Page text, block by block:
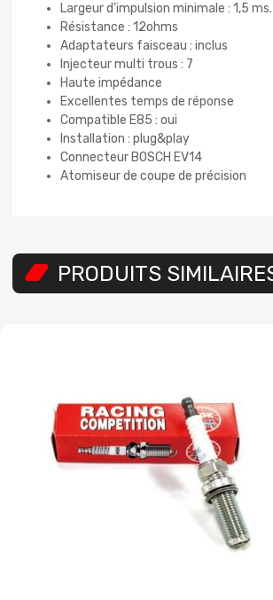
Largeur d’impulsion minimale : 1,5 ms.
Résistance : 12ohms
Adaptateurs faisceau : inclus
Injecteur multi trous : 7
Haute impédance
Excellentes temps de réponse
Compatible E85 : oui
Installation : plug&play
Connecteur BOSCH EV14
Atomiseur de coupe de précision
PRODUITS